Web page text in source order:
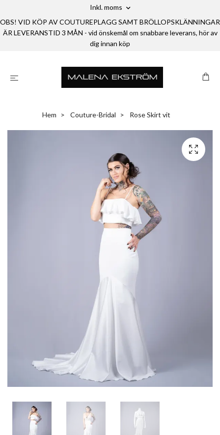
Inkl. moms
OBS! VID KÖP AV COUTUREPLAGG SAMT BRÖLLOPSKLÄNNINGAR
ÄR LEVERANSTID 3 MÅN - vid önskemål om snabbare leverans, hör av
dig innan köp
Hem Couture-Bridal Rose Skirt vit